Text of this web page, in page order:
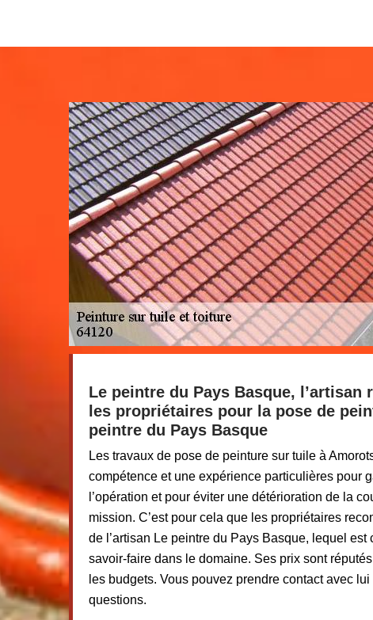
Le peintre du Pays Basque, l’artisan
les propriétaires pour la pose de
peintre du Pays Basque
Les travaux de pose de peinture sur tuile à
compétence et une expérience particulières pour
l’opération et pour éviter une détérioration de la
mission. C’est pour cela que les propriétaires
de l’artisan Le peintre du Pays Basque, lequel est
savoir-faire dans le domaine. Ses prix sont
les budgets. Vous pouvez prendre contact avec
questions.